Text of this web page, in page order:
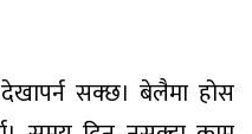
सक्छ। बेलैमा होस